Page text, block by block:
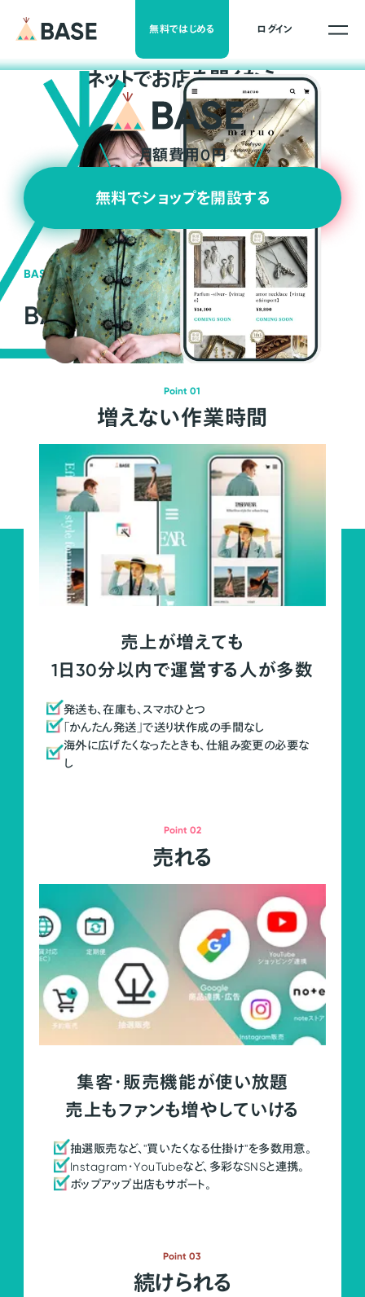
無料ではじめる ログイン
ネットでお店を開くなら
月額費用0円
無料でショップを開設する
BASEの強み
BASEが強い3つの理由
Point 01
増えない作業時間
売上が増えても
1日30分以内で運営する人が多数
発送も、在庫も、スマホひとつ
「かんたん発送」で送り状作成の手間なし
海外に広げたくなったときも、仕組み変更の必要な
し
Point 02
売れる
集客・販売機能が使い放題
売上もファンも増やしていける
抽選販売など、"買いたくなる仕掛け"を多数用意。
Instagram・YouTubeなど、多彩なSNSと連携。
ポップアップ出店もサポート。
Point 03
続けられる